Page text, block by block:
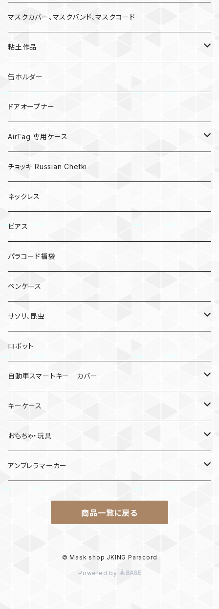
マスクカバー、マスクバンド、マスクコード
粘土作品
亀
キノコ
缶ホルダー
ドアオープナー
AirTag 専用ケース
AirTagキーリング
チョッキ Russian Chetki
ネックレス
ピアス
パラコード福袋
ペンケース
サソリ、昆虫
サソリ
クモ
ロボット
自動車スマートキー カバー
日産
キーケース
MDF材
おもちゃ・玩具
けん玉
アンブレラマーカー
商品一覧に戻る
© Mask shop JKING Paracord
Powered by